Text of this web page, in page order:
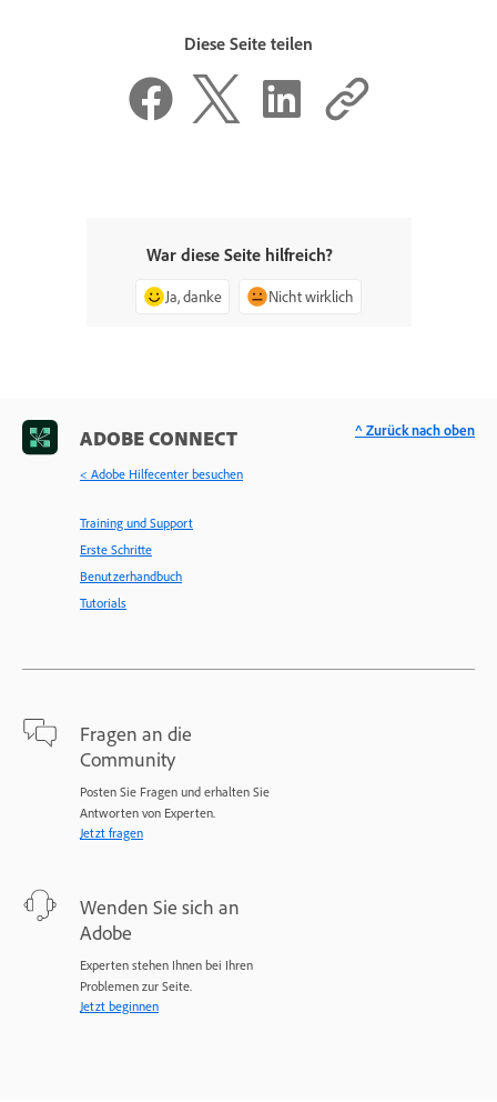
Diese Seite teilen
War diese Seite hilfreich?
Ja, danke Nicht wirklich
ADOBE CONNECT
< Adobe Hilfecenter besuchen
Training und Support
Erste Schritte
Benutzerhandbuch
Tutorials
Fragen an die
Community
Posten Sie Fragen und erhalten Sie
Antworten von Experten.
Jetzt fragen
Wenden Sie sich an
Adobe
Experten stehen Ihnen bei Ihren
Problemen zur Seite.
Jetzt beginnen
^ Zurück nach oben